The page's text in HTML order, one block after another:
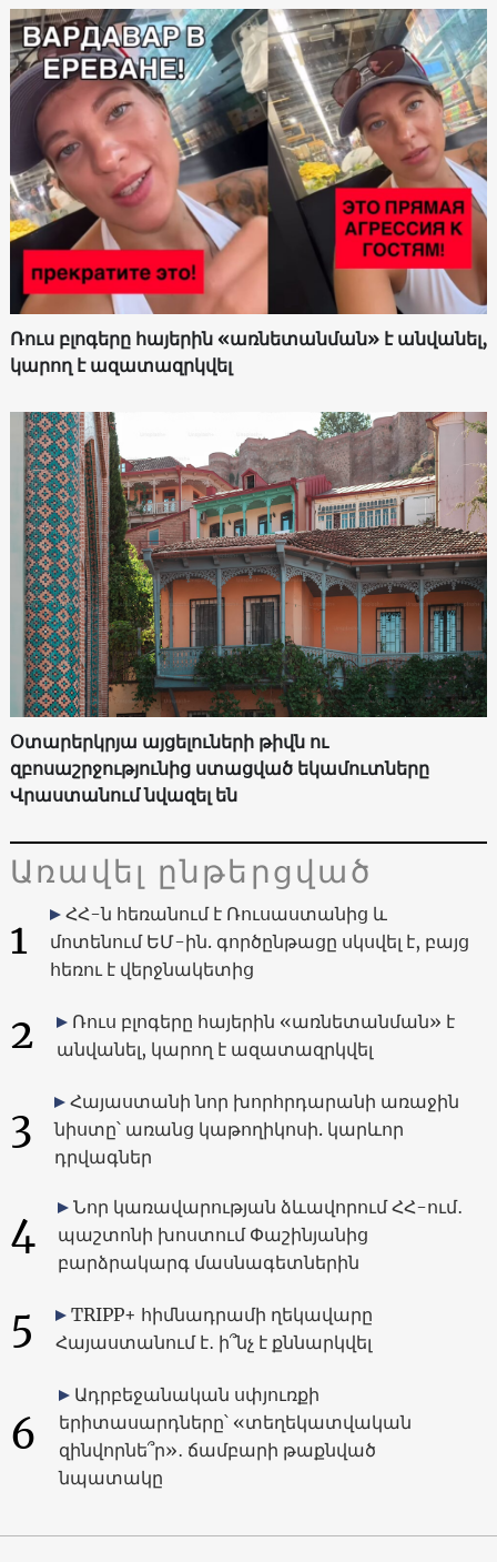
Ռուս բլոգերը հայերին «առնետանման» է անվանել,
կարող է ազատազրկվել
Օտարերկրյա այցելուների թիվն ու
զբոսաշրջությունից ստացված եկամուտները
Վրաստանում նվազել են
Առավել ընթերցված
1
ՀՀ-ն հեռանում է Ռուսաստանից և
մոտենում ԵՄ-ին. գործընթացը սկսվել է, բայց
հեռու է վերջնակետից
2
Ռուս բլոգերը հայերին «առնետանման» է
անվանել, կարող է ազատազրկվել
3
Հայաստանի նոր խորհրդարանի առաջին
նիստը՝ առանց կաթողիկոսի. կարևոր
դրվագներ
4
Նոր կառավարության ձևավորում ՀՀ-ում․
պաշտոնի խոստում Փաշինյանից
բարձրակարգ մասնագետներին
5
TRIPP+ հիմնադրամի ղեկավարը
Հայաստանում է․ ի՞նչ է քննարկվել
6
Ադրբեջանական սփյուռքի
երիտասարդները՝ «տեղեկատվական
զինվորնե՞ր»․ ճամբարի թաքնված
նպատակը